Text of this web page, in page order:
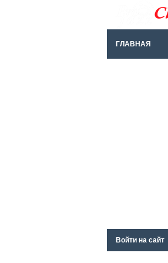
ГЛАВНАЯ
Войти на сайт